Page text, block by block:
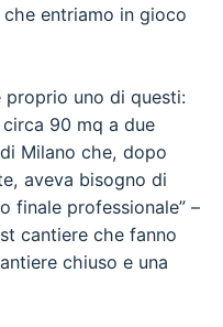
entriamo in gioco
uno di questi:
90 mq a due
Milano che, dopo
aveva bisogno di
finale professionale” –
cantiere che fanno
chiuso e una